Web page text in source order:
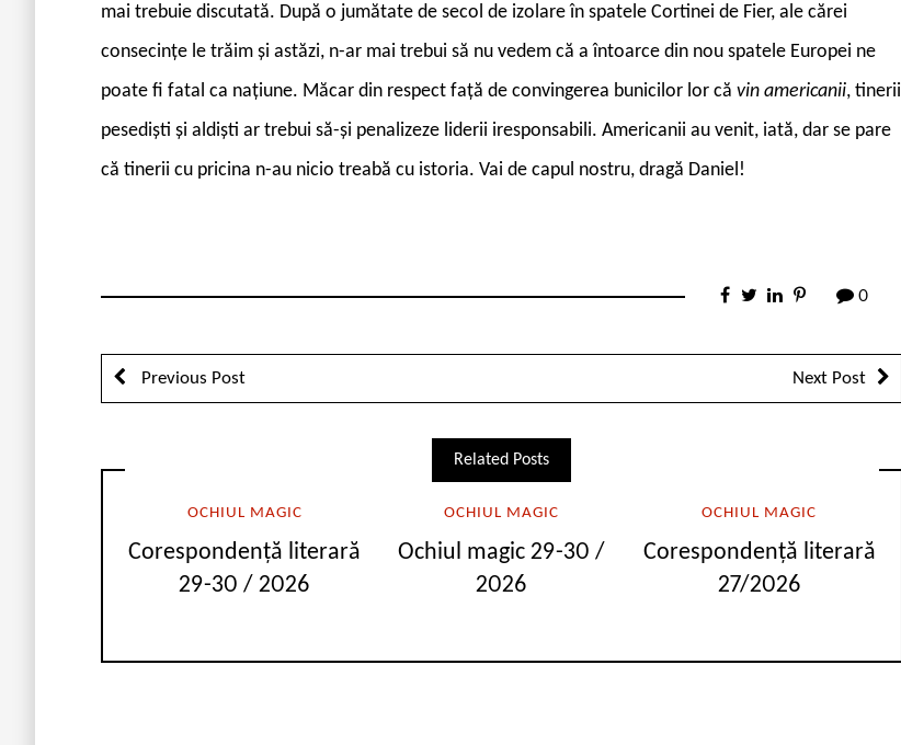
mai trebuie discutată. După o jumătate de secol de izolare în spatele Cortinei de Fier, ale cărei
consecințe le trăim și astăzi, n-ar mai trebui să nu vedem că a întoarce din nou spatele Europei ne
poate fi fatal ca națiune. Măcar din respect față de convingerea bunicilor lor că vin americanii, tinerii
pesediști și aldiști ar trebui să-și penalizeze liderii iresponsabili. Americanii au venit, iată, dar se pare
că tinerii cu pricina n-au nicio treabă cu istoria. Vai de capul nostru, dragă Daniel!
0
Previous Post Next Post
Related Posts
OCHIUL MAGIC
Corespondență literară
29-30 / 2026
OCHIUL MAGIC
Ochiul magic 29-30 /
2026
OCHIUL MAGIC
Corespondență literară
27/2026